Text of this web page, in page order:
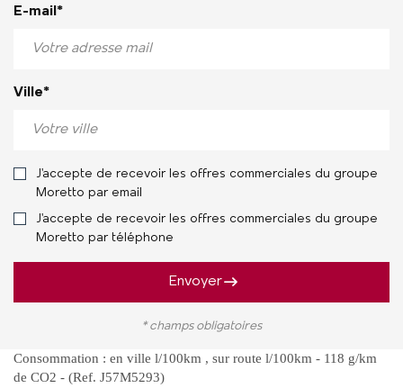
E-mail*
Ville*
J'accepte de recevoir les offres commerciales du groupe
Moretto par email
J'accepte de recevoir les offres commerciales du groupe
Moretto par téléphone
Envoyer
* champs obligatoires
Consommation : en ville l/100km , sur route l/100km - 118 g/km
de CO2 - (Ref. J57M5293)